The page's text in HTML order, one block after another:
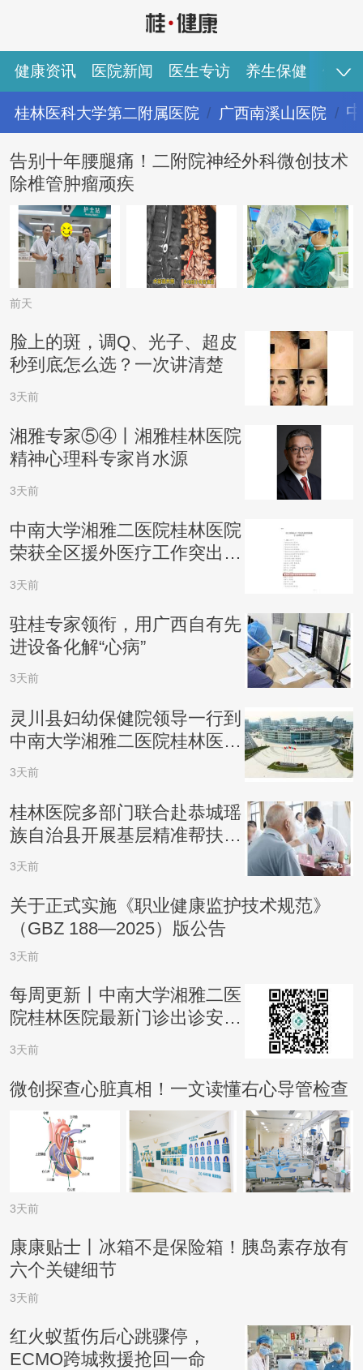
健康资讯 医院新闻 医生专访 养生保健 健康
桂林医科大学第二附属医院 广西南溪山医院
健康资讯 医院新闻 医生专访 养生保健 健康视频
专家推荐 图说健康
告别十年腰腿痛！二附院神经外科微创技术
除椎管肿瘤顽疾
前天
脸上的斑，调Q、光子、超皮
秒到底怎么选？一次讲清楚
3天前
湘雅专家⑤④丨湘雅桂林医院
精神心理科专家肖水源
3天前
中南大学湘雅二医院桂林医院
荣获全区援外医疗工作突出成
绩集体
3天前
驻桂专家领衔，用广西自有先
进设备化解“心病”
3天前
灵川县妇幼保健院领导一行到
中南大学湘雅二医院桂林医院
交流学习医保管理工作
3天前
桂林医院多部门联合赴恭城瑶
族自治县开展基层精准帮扶惠
民义诊
3天前
关于正式实施《职业健康监护技术规范》
（GBZ 188—2025）版公告
3天前
每周更新丨中南大学湘雅二医
院桂林医院最新门诊出诊安排
（8.3-8.9）
3天前
微创探查心脏真相！一文读懂右心导管检查
3天前
康康贴士丨冰箱不是保险箱！胰岛素存放有
六个关键细节
3天前
红火蚁蜇伤后心跳骤停，
ECMO跨城救援抢回一命